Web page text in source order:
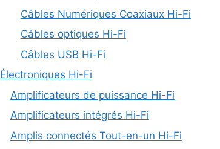
Câbles Numériques Coaxiaux Hi-Fi
Câbles optiques Hi-Fi
Câbles USB Hi-Fi
Électroniques Hi-Fi
Amplificateurs de puissance Hi-Fi
Amplificateurs intégrés Hi-Fi
Amplis connectés Tout-en-un Hi-Fi